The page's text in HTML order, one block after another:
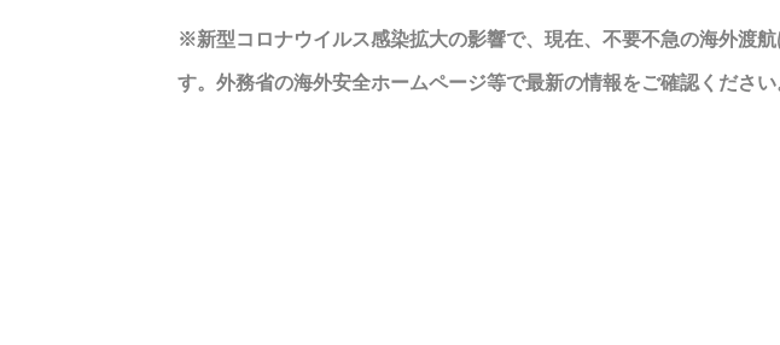
※新型コロナウイルス感染拡大の影響で、現在、不要不急の海外渡
す。外務省の海外安全ホームページ等で最新の情報をご確認ください